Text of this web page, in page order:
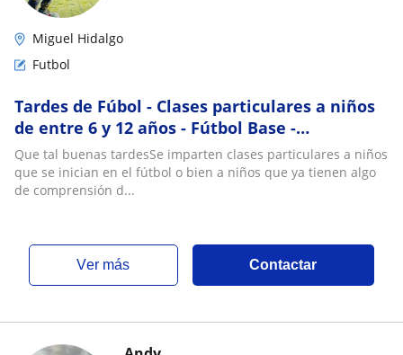
Miguel Hidalgo
Futbol
Tardes de Fúbol - Clases particulares a niños
de entre 6 y 12 años - Fútbol Base -
Entrenador certificado
Que tal buenas tardesSe imparten clases particulares a niños
que se inician en el fútbol o bien a niños que ya tienen algo
de comprensión d...
ver más Contactar